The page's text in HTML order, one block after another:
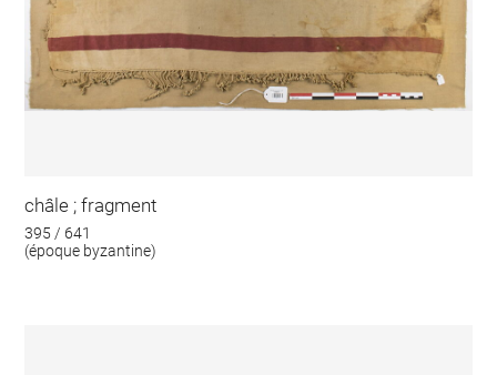
châle ; fragment
395 / 641
(époque byzantine)